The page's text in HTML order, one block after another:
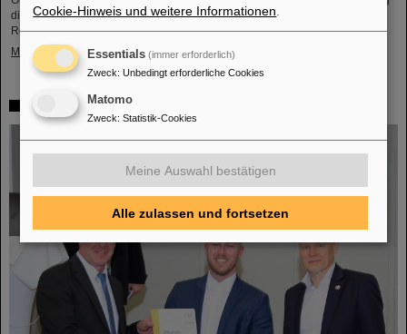
dieser hohen Auszeichnung fand durch den Präsidenten der Slowakischen
Republik, Peter Pellegrini, in Bratislava statt.
Mehr »
FAIR-GSI-Promotionspreis für Dr. Tom Reichert
Cookie-Hinweis und weitere Informationen
Essentials (immer erforderlich)
Zweck: Unbedingt erforderliche Cookies
Matomo
Zweck: Statistik-Cookies
Meine Auswahl bestätigen
Alle zulassen und fortsetzen